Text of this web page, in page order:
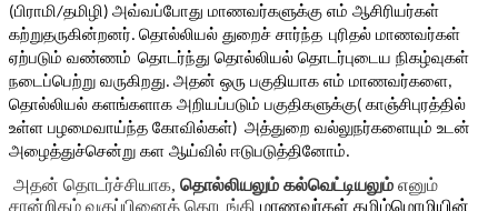
(பிராமி/தமிழி ) அவ்வப்போது மாணவர்களுக்கு எம் ஆசிரியர்கள்
கற்றுதருகின்றனர். தொல்லியல் துறைச் சார்ந்த புரிதல் மாணவர்கள்
ஏற்படும் வண்ணம் தொடர்ந்து தொல்லியல் தொடர்புடைய நிகழ்வுகள்
நடைப்பெற்று வருகிறது. அதன் ஒரு பகுதியாக எம் மாணவர்களை
தொல்லியல் களங்களாக அறியப்படும் பகுதிகளுக்கு( காஞ்சிபுரத்தில்
உள்ள பழமைவாய்ந்த கோவில்கள்) அத்துறை வல்லுநர்களையும் உடன்
அழைத்துச்சென்று கள ஆய்வில் ஈடுபடுத்தினோம்.
அதன் தொடர்ச்சியாக, தொல்லியலும் கல்வெட்டியலும் எனும்
சான்றிதழ் வகுப்பினைத் தொடங்கி மாணவர்கள் தமிழ்மொழியின்